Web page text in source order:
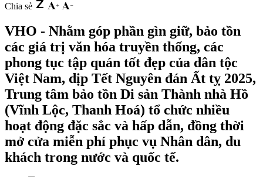
Chia sẻ
VHO - Nhằm góp phần gìn giữ, bảo tồn
các giá trị văn hóa truyền thống, các
phong tục tập quán tốt đẹp của dân tộc
Việt Nam, dịp Tết Nguyên đán Ất tỵ 2025,
Trung tâm bảo tồn Di sản Thành nhà Hồ
(Vĩnh Lộc, Thanh Hoá) tổ chức nhiều
hoạt động đặc sắc và hấp dẫn, đồng thời
mở cửa miễn phí phục vụ Nhân dân, du
khách trong nước và quốc tế.